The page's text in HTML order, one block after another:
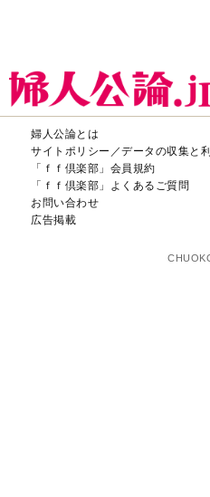
婦人公論とは
サイトポリシー／データの収集と
「ｆｆ倶楽部」会員規約
「ｆｆ倶楽部」よくあるご質問
お問い合わせ
広告掲載